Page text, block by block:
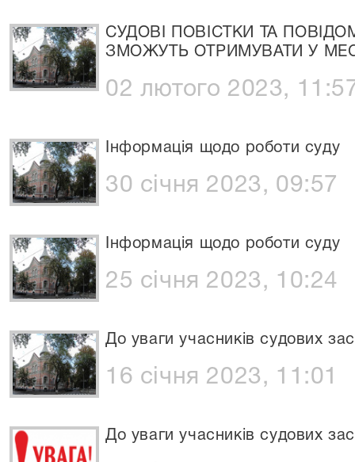
СУДОВІ ПОВІСТКИ ТА
ЗМОЖУТЬ ОТРИМУВАТИ У
02 лютого 2023,
Інформація щодо роботи суду
30 січня 2023, 09:57
Інформація щодо роботи суду
25 січня 2023, 10:24
До уваги учасників судових
16 січня 2023, 11:01
До уваги учасників судових